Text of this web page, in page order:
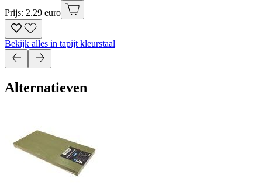
Prijs: 2.29 euro
Bekijk alles in tapijt kleurstaal
Alternatieven